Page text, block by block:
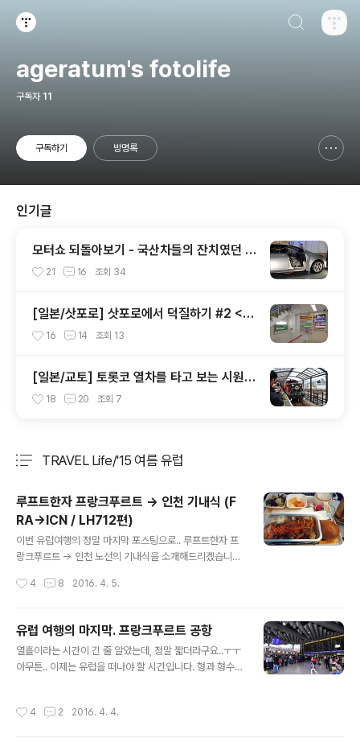
ageratum's fotolife
구독자 11
구독하기 방명록
인기글
모터쇼 되돌아보기 - 국산차들의 잔치였던 2
002 서울모터쇼
21 16 조회 34
[일본/삿포로] 삿포로에서 덕질하기 #2 <애
니메이트 주변>
16 14 조회 13
[일본/교토] 토롯코 열차를 타고 보는 시원한
풍경
18 20 조회 7
TRAVEL Life/'15 여름 유럽
루프트한자 프랑크푸르트 -> 인천 기내식 (F
RA->ICN / LH712편)
이번 유럽여행의 정말 마지막 포스팅으로.. 루프트한자 프
랑크푸르트 -> 인천 노선의 기내식을 소개해드리겠습니
팅을 참고해주시구요.. 관련링크 루프트한자 인천 -> 프랑
우선 이륙하고 조금 지나면 음료와 과자를 줍니다. 이번엔
프레즐이 아니고 그냥 비스킷이네요.. 첫번째 기내식이 나
왔습니다. 한식으로 선택하니 무려 맛김치를 그것도 봉지
로 주네요..;; 아무래도 한국으로 들어가는 비행기라 그런거
괜찮아요.. 간이 조금 세긴했지만, 그래도 맥주와 함께하니
4 8 2016. 4. 5.
유럽 여행의 마지막. 프랑크푸르트 공항
열흘이라는 시간이 긴 줄 알았는데, 정말 짧더라구요..ㅜㅜ
아무튼.. 이제는 유럽을 떠나야 할 시간입니다. 형과 형수님
영어를 거의 못하는 저로선 초긴장..ㅋㅋㅋ 우선 루프트한
4 2 2016. 4. 4.